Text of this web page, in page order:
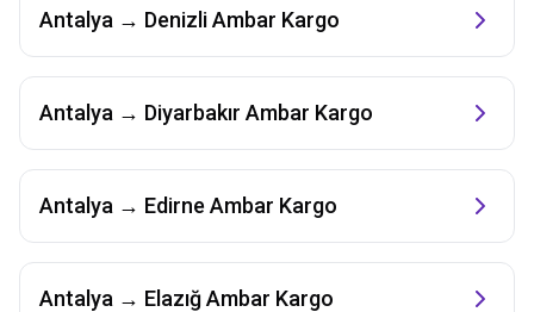
Antalya → DenizliAmbar Kargo
Antalya → Diyarbakır Ambar Kargo
Antalya → Edirne Ambar Kargo
Antalya → ElazığAmbar Kargo